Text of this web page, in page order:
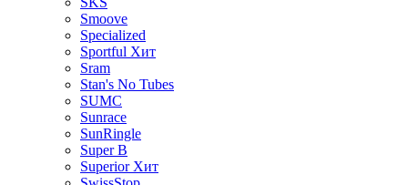
Smoove
Specialized
Sportful Хит
Sram
Stan's No Tubes
SUMC
Sunrace
SunRingle
Super B
Superior Хит